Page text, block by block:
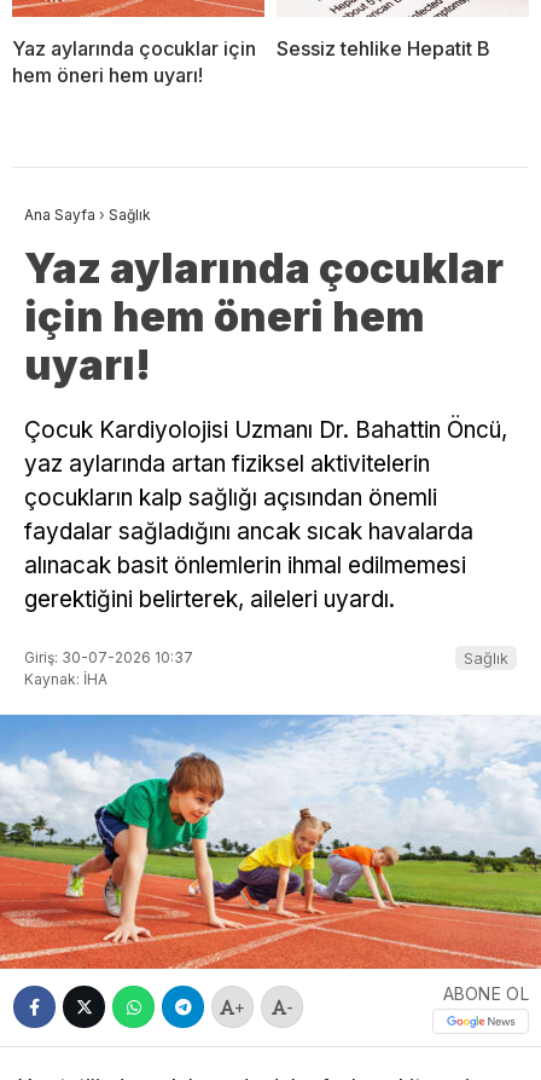
Yaz aylarında çocuklar için
hem öneri hem uyarı!
Sessiz tehlike Hepatit B
Ana Sayfa › Sağlık
Yaz aylarında çocuklar
için hem öneri hem
uyarı!
Çocuk Kardiyolojisi Uzmanı Dr. Bahattin Öncü,
yaz aylarında artan fiziksel aktivitelerin
çocukların kalp sağlığı açısından önemli
faydalar sağladığını ancak sıcak havalarda
alınacak basit önlemlerin ihmal edilmemesi
gerektiğini belirterek, aileleri uyardı.
Giriş: 30-07-2026 10:37
Kaynak: İHA
Sağlık
+ -
ABONE OL